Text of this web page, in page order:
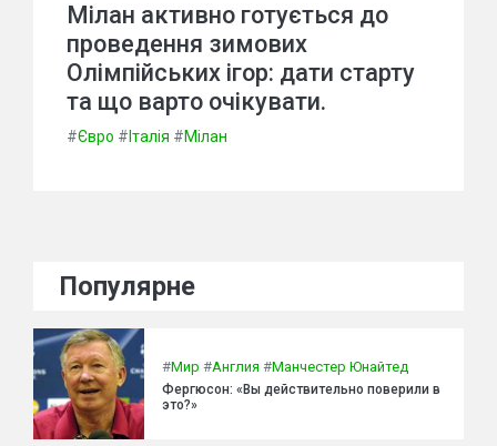
Мілан активно готується до
проведення зимових
Олімпійських ігор: дати старту
та що варто очікувати.
#Євро # Італія #Мілан
Популярне
#Мир #Англия #Манчестер Юнайтед
Фергюсон: «Вы действительно поверили в
это?»